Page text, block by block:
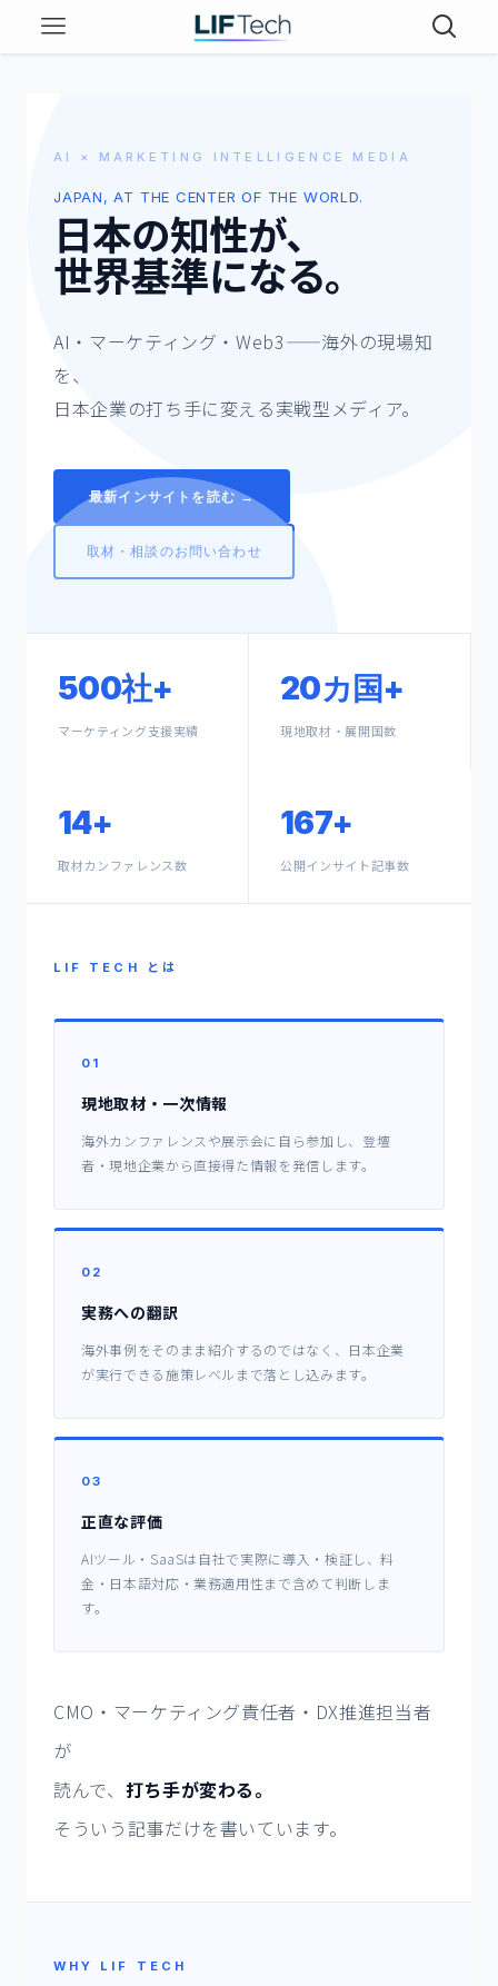
AI × MARKETING INTELLIGENCE MEDIA
JAPAN, AT THE CENTER OF THE WORLD.
日本の知性が、
世界基準になる。
AI・マーケティング・Web3——海外の現場知
を、
日本企業の打ち手に変える実戦型メディア。
最新インサイトを読む →
取材・相談のお問い合わせ
500社+
マーケティング支援実績
20カ国+
現地取材・展開国数
14+
取材カンファレンス数
167+
公開インサイト記事数
LIF TECH とは
01
現地取材・一次情報
海外カンファレンスや展示会に自ら参加し、登壇
者・現地企業から直接得た情報を発信します。
02
実務への翻訳
海外事例をそのまま紹介するのではなく、日本企業
が実行できる施策レベルまで落とし込みます。
03
正直な評価
AIツール・SaaSは自社で実際に導入・検証し、料
金・日本語対応・業務適用性まで含めて判断しま
す。
CMO・マーケティング責任者・DX推進担当者
が
読んで、 打ち手が変わる。
そういう記事だけを書いています。
WHY LIF TECH